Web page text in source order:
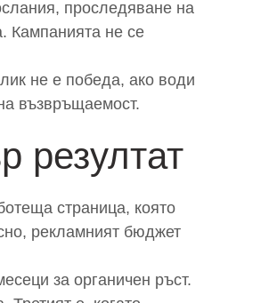
проследяване на
Кампанията не се
не е победа, ако води
възвръщаемост.
резултат
страница, която
рекламният бюджет
за органичен ръст.